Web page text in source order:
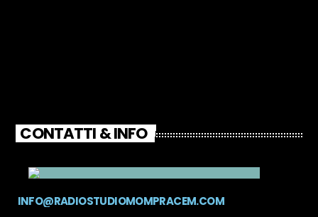
CONTATTI & INFO
INFO@RADIOSTUDIOMOMPRACEM.COM